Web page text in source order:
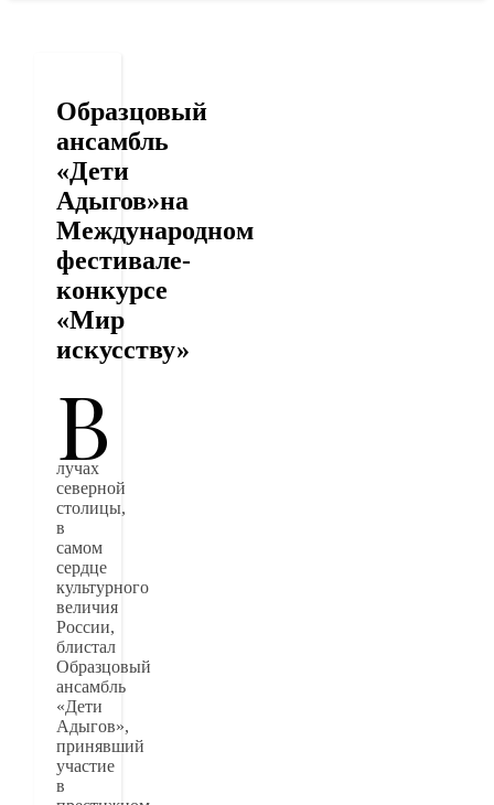
Образцовый
ансамбль
«Дети
Адыгов»на
Международном
фестивале-
конкурсе
«Мир
искусству»
В
лучах
северной
столицы,
в
самом
сердце
культурного
величия
России,
блистал
Образцовый
ансамбль
«Дети
Адыгов»,
принявший
участие
в